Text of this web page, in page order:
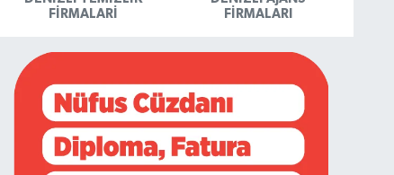
FIRMALARI
FIRMALARI